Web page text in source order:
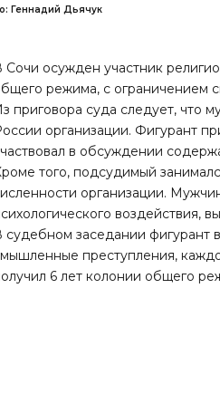
Геннадий Дьячук
Сочи осужден участник
режима, с ограничением
приговора суда следует, что
организации. Фигурант
в обсуждении
того, подсудимый
организации.
воздействия,
судебном заседании фигурант
преступления,
6 лет колонии общего